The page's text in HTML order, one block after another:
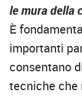
le mura della
È
importanti
consentano
tecniche che